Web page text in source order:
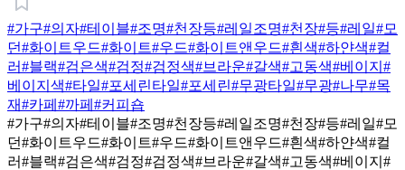
#가구#의자#테이블#조명#천장등#레일조명#천장#등#레일#모
던#화이트우드#화이트#우드#화이트앤우드#흰색#하얀색#컬
러#블랙#검은색#검정#검정색#브라운#갈색#고동색#베이지 #
베이지색#타일#포세린타일#포세린#무광타일#무광#나무#목
재#카페 #까페 #커피숍
#가구#의자#테이블#조명#천장등#레일조명#천장#등#레일#모
던#화이트우드#화이트#우드#화이트앤우드#흰색#하얀색#컬
러#블랙#검은색#검정#검정색#브라운#갈색#고동색#베이지 #